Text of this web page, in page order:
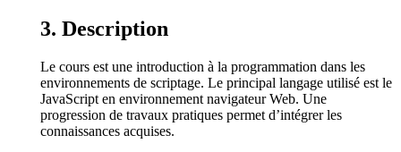
Description
Le cours est une introduction à la programmation dans les
environnements de scriptage. Le principal langage utilisé est le
JavaScript en environnement navigateur Web. Une
progression de travaux pratiques permet d’intégrer les
connaissances acquises.